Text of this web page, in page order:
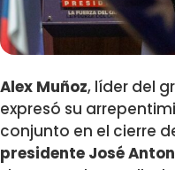
Alex Muñoz, líder del
expresó su
conjunto en el cierre
presidente José